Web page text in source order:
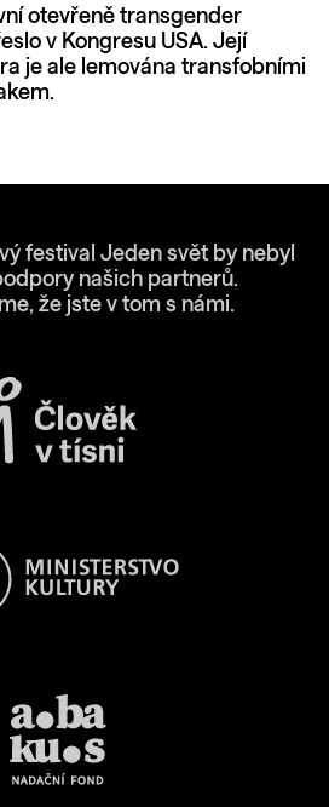
otevřeně transgender
v Kongresu USA. Její
je ale lemována transfobními
festival Jeden svět by nebyl
našich partnerů.
že jste v tom s námi.